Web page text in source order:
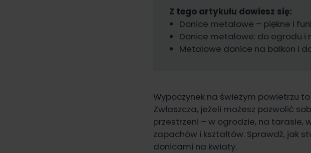
Z tego artykułu dowiesz się:
Donice metalowe – piękne i
Donice metalowe: do ogrodu i
Metalowe donice na balkon i
Wypoczynek na świeżym powietrzu
Zwłaszcza, jeżeli możesz pozwolić
przestrzeni – w ogrodzie, na tarasie,
zapachów i kształtów. Sprawdź, jak
donicami na kwiaty.